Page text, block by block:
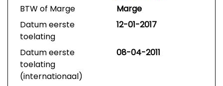
BTW of Marge
Marge
Datum eerste
toelating
12-01-2017
Datum eerste
toelating
(internationaal)
08-04-2011